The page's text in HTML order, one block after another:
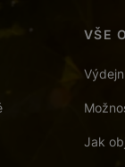
VŠE
Jak